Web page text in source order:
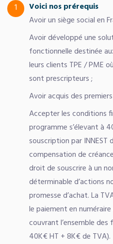
1
Voici nos prérequis
Avoir un siège social en
Avoir développé une
fonctionnelle destinée
leurs clients TPE / PME
sont prescripteurs ;
Avoir acquis des
Accepter les conditions
programme s’élevant à
souscription par INNEST
compensation de
droit de souscrire à un
déterminable d’actions
promesse d’achat. La
le paiement en
couvrant l’ensemble des
40K€ HT + 8K€ de TVA).